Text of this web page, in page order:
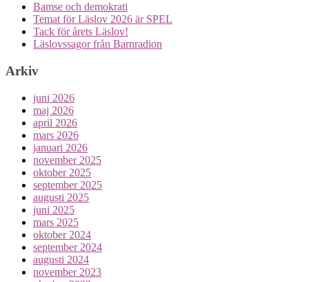
Bamse och demokrati
Temat för Läslov 2026 är SPEL
Tack för årets Läslov!
Läslovssagor från Barnradion
Arkiv
juni 2026
maj 2026
april 2026
mars 2026
januari 2026
november 2025
oktober 2025
september 2025
augusti 2025
juni 2025
mars 2025
oktober 2024
september 2024
augusti 2024
november 2023